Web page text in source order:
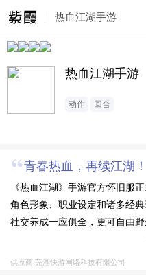
热血江湖手游
热血江湖手游
动作 回合
青春热血，再续江湖！
《热血江湖》手游官方怀旧服
角色形象、职业设定和诸多经
社交养成一应俱全，更可自由
初心不忘！青春热血，再续江湖
供应商:芜湖快游网络科技有限公司